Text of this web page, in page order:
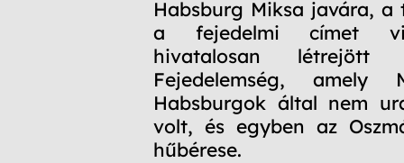
Habsburg Miksa javára, a
a fejedelmi címet
hivatalosan létrejött
Fejedelemség, amely
Habsburgok által nem
volt, és egyben az
hűbérese.